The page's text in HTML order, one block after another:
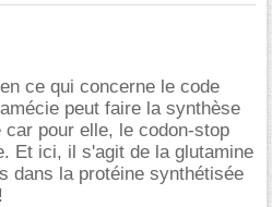
ce qui concerne le code
peut faire la synthèse
pour elle, le codon-stop
Et ici, il s'agit de la glutamine
dans la protéine synthétisée